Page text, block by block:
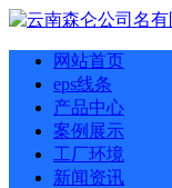
网站首页
eps线条
产品中心
案例展示
工厂环境
新闻资讯